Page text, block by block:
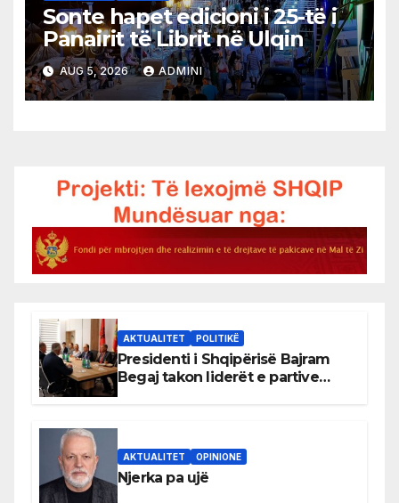
Sonte hapet edicioni i 25-të i
Panairit të Librit në Ulqin
AUG 5, 2026 ADMINI
AKTUALITET POLITIKË
Presidenti i Shqipërisë Bajram
Begaj takon liderët e partive
AKTUALITET OPINIONE
Njerka pa ujë